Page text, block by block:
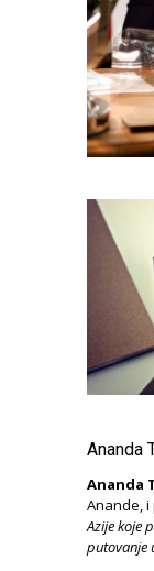
Ananda
Ananda
Anande,
Azije koje
putovanje